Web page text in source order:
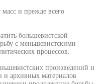
и прежде всего
большевистской
с меньшевистскими
процессов.
произведений и
и архивных материалов